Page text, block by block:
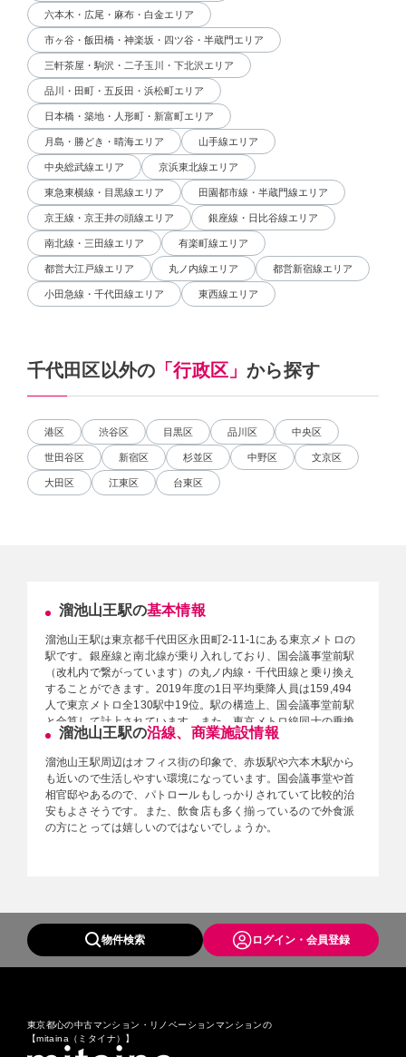
六本木・広尾・麻布・白金エリア
市ヶ谷・飯田橋・神楽坂・四ツ谷・半蔵門エリア
三軒茶屋・駒沢・二子玉川・下北沢エリア
品川・田町・五反田・浜松町エリア
日本橋・築地・人形町・新富町エリア
月島・勝どき・晴海エリア 山手線エリア
中央総武線エリア 京浜東北線エリア
東急東横線・目黒線エリア 田園都市線・半蔵門線エリア
京王線・京王井の頭線エリア 銀座線・日比谷線エリア
南北線・三田線エリア 有楽町線エリア
都営大江戸線エリア 丸ノ内線エリア 都営新宿線エリア
小田急線・千代田線エリア 東西線エリア
千代田区以外の 「行政区」から探す
港区 渋谷区 目黒区 品川区 中央区
世田谷区 新宿区 杉並区 中野区 文京区
大田区 江東区 台東区
溜池山王駅の基本情報
溜池山王駅は東京都千代田区永田町2-11-1にある東京メトロの
駅です。銀座線と南北線が乗り入れしており、国会議事堂前駅
（改札内で繋がっています）の丸ノ内線・千代田線と乗り換え
することができます。2019年度の1日平均乗降人員は159,494
人で東京メトロ全130駅中19位。駅の構造上、国会議事堂前駅
と合算して計上されています。また、東京メトロ線同士の乗換
人員を含んだ、2018年度の路線別1日平均乗降人員は、銀座線
が131,567人で同線内では新橋駅、日本橋駅、渋谷駅、表参道
駅、赤坂見附駅、銀座駅、上野駅に次ぐ第8位。南北線は
133,004人で同線内では第1位です（国会議事堂前駅の丸ノ内
線、千代田線との乗換人員も含む）。バスの最寄り停留所は、
ちぃばす赤坂ルートの溜池山王駅と、六本木通り上にある溜池
です。フジエクスプレス、東京都交通局（都営）により運行さ
成田空港行東京空港交通（リムジンバス）が発着しています。
溜池山王駅の沿線、商業施設情報
溜池山王駅周辺はオフィス街の印象で、赤坂駅や六本木駅から
も近いので生活しやすい環境になっています。国会議事堂や首
相官邸やあるので、パトロールもしっかりされていて比較的治
安もよさそうです。また、飲食店も多く揃っているので外食派
の方にとっては嬉しいのではないでしょうか。
国会議事堂／山王パークタワー／日枝神社／ザ・キャピトルホ
テル 東急／赤坂ツインタワー／赤坂サカス／TBS放送センター
／赤坂Bizタワー／赤坂BLITZ／赤坂ACTシアター
物件検索 ログイン・会員登録
東京都心の中古マンション・リノベーションマンションの
【mitaina（ミタイナ）】